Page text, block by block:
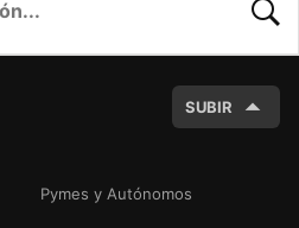
SUBIR
Pymes y Autónomos